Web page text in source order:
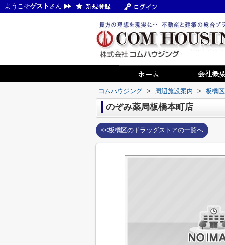
ようこそゲスト さん
コムハウジング > 周辺施設案内 > 板橋区
のぞみ薬局板橋本町店
<<板橋区のドラッグストアの一覧へ